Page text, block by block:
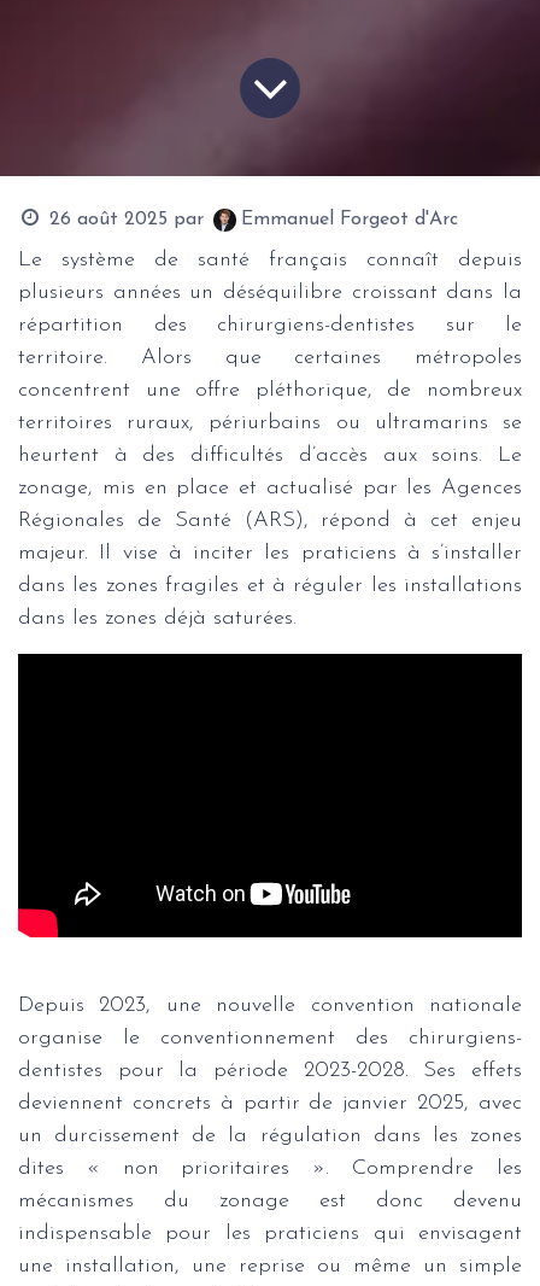
26 août 2025 par Emmanuel Forgeot d'Arc
Le système de santé français connaît depuis
plusieurs années un déséquilibre croissant dans la
répartition des chirurgiens-dentistes sur le
territoire. Alors que certaines métropoles
concentrent une offre pléthorique, de nombreux
territoires ruraux, périurbains ou ultramarins se
heurtent à des difficultés d’accès aux soins. Le
zonage, mis en place et actualisé par les Agences
Régionales de Santé (ARS), répond à cet enjeu
majeur. Il vise à inciter les praticiens à s’installer
dans les zones fragiles et à réguler les installations
dans les zones déjà saturées.
Depuis 2023, une nouvelle convention nationale
organise le conventionnement des chirurgiens-
dentistes pour la période 2023-2028. Ses effets
deviennent concrets à partir de janvier 2025, avec
un durcissement de la régulation dans les zones
dites « non prioritaires ». Comprendre les
mécanismes du zonage est donc devenu
indispensable pour les praticiens qui envisagent
une installation, une reprise ou même un simple